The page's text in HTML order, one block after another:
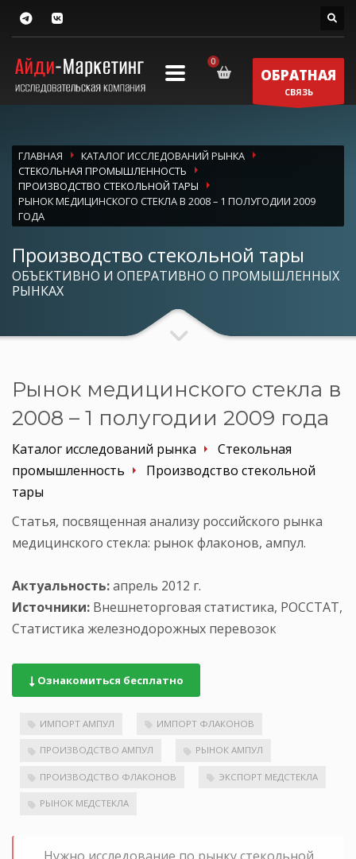
ОБРАТНАЯ
СВЯЗЬ
ГЛАВНАЯ
КАТАЛОГ ИССЛЕДОВАНИЙ РЫНКА
СТЕКОЛЬНАЯ ПРОМЫШЛЕННОСТЬ
ПРОИЗВОДСТВО СТЕКОЛЬНОЙ ТАРЫ
РЫНОК МЕДИЦИНСКОГО СТЕКЛА В 2008 – 1 ПОЛУГОДИИ 2009
ГОДА
Производство стекольной тары
ОБЪЕКТИВНО И ОПЕРАТИВНО О ПРОМЫШЛЕННЫХ
РЫНКАХ
Рынок медицинского стекла в
2008 – 1 полугодии 2009 года
Каталог исследований рынка
Стекольная
промышленность
Производство стекольной
тары
Статья, посвященная анализу российского рынка
медицинского стекла: рынок флаконов, ампул.
Актуальность:апрель 2012 г.
Источники: Внешнеторговая статистика, РОССТАТ,
Статистика железнодорожных перевозок
Ознакомиться бесплатно
ИМПОРТ АМПУЛ ИМПОРТ ФЛАКОНОВ
ПРОИЗВОДСТВО АМПУЛ РЫНОК АМПУЛ
ПРОИЗВОДСТВО ФЛАКОНОВ ЭКСПОРТ МЕДСТЕКЛА
РЫНОК МЕДСТЕКЛА